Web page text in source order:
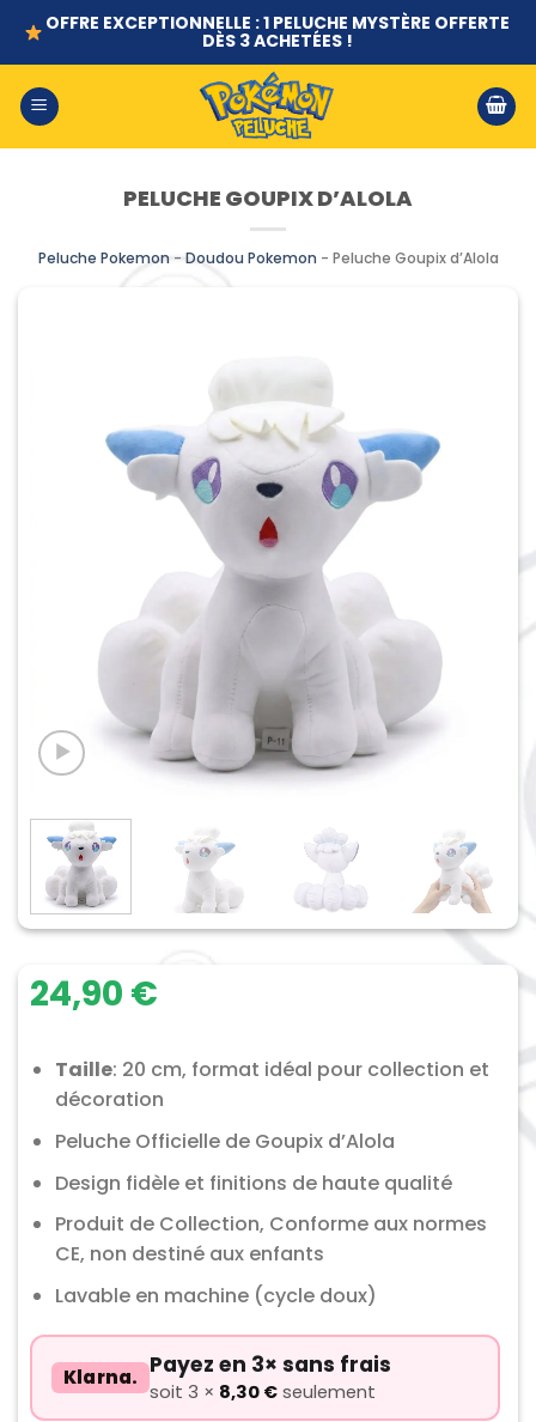
Passer
contenu
OFFRE EXCEPTIONNELLE : 1 PELUCHE MYSTÈRE OFFERTE
DÈS 3 ACHETÉES !
LIVRAISON GRATUITE DÈS 2 PELUCHES COMMANDÉES
PELUCHE GOUPIX D’ALOLA
Peluche Pokemon- Doudou Pokemon - Peluche Goupix d’Alola
24,90 €
Taille: 20 cm, format idéal pour collection et
décoration
Peluche Officielle de Goupix d’Alola
Design fidèle et finitions de haute qualité
Produit de Collection, Conforme aux normes
CE, non destiné aux enfants
Lavable en machine (cycle doux)
Klarna. Payez en 3× sans frais
soit 3 × 8,30 € seulement